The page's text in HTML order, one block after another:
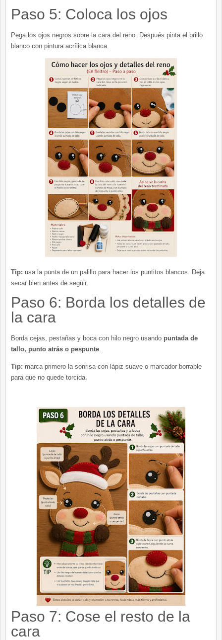
Paso 5: Coloca los ojos
Pega los ojos negros sobre la cara del reno. Después pinta el brillo
blanco con pintura acrílica blanca.
Tip: usa la punta de un palillo para hacer los puntitos blancos. Deja
secar bien antes de seguir.
Paso 6: Borda los detalles de
la cara
Borda cejas, pestañas y boca con hilo negro usando puntada de
tallo, punto atrás o pespunte
Tip: marca primero la sonrisa con lápiz suave o marcador borrable
para que no quede torcida.
Paso 7: Cose el resto de la
cara